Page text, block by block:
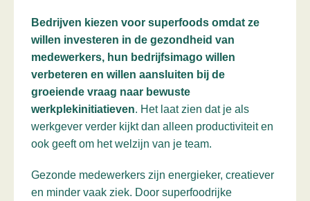
Bedrijven kiezen voor superfoods omdat ze
willen investeren in de gezondheid van
medewerkers, hun bedrijfsimago willen
verbeteren en willen aansluiten bij de
groeiende vraag naar bewuste
werkplekinitiatieven. Het laat zien dat je als
werkgever verder kijkt dan alleen productiviteit en
ook geeft om het welzijn van je team.
Gezonde medewerkers zijn energieker, creatiever
en minder vaak ziek. Door superfoodrijke